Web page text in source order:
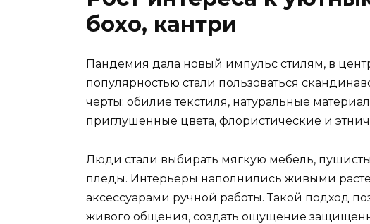
бохо, кантри
Пандемия дала новый импульс стилям, в
популярностью стали пользоваться
черты: обилие текстиля, натуральные
приглушенные цвета, флористические и
Люди стали выбирать мягкую мебель,
пледы. Интерьеры наполнились живыми
аксессуарами ручной работы. Такой подход
живого общения, создать ощущение